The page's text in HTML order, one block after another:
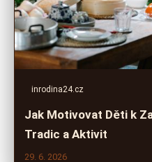
inrodina24.cz
Jak Motivovat Děti k
Tradic a Aktivit
29. 6. 2026